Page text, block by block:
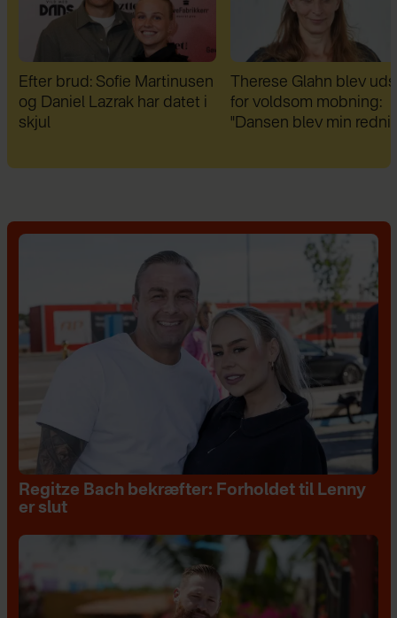
Therese Glahn blev udsat
for voldsom mobning:
"Dansen blev min redning"
Da Lars Rasmussen fik
diagnoser, var han fuld
fordomme: "I dag er de
Regitze Bach bekræfter: Forholdet til Lenny
er slut